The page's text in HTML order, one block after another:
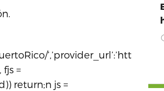
’,’provider_url’:’https://
=
return;n js =